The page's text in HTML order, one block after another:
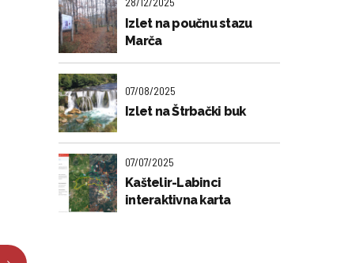
Izlet na poučnu stazu
Marča
07/08/2025
Izlet na Štrbački buk
07/07/2025
Kaštelir-Labinci
interaktivna karta